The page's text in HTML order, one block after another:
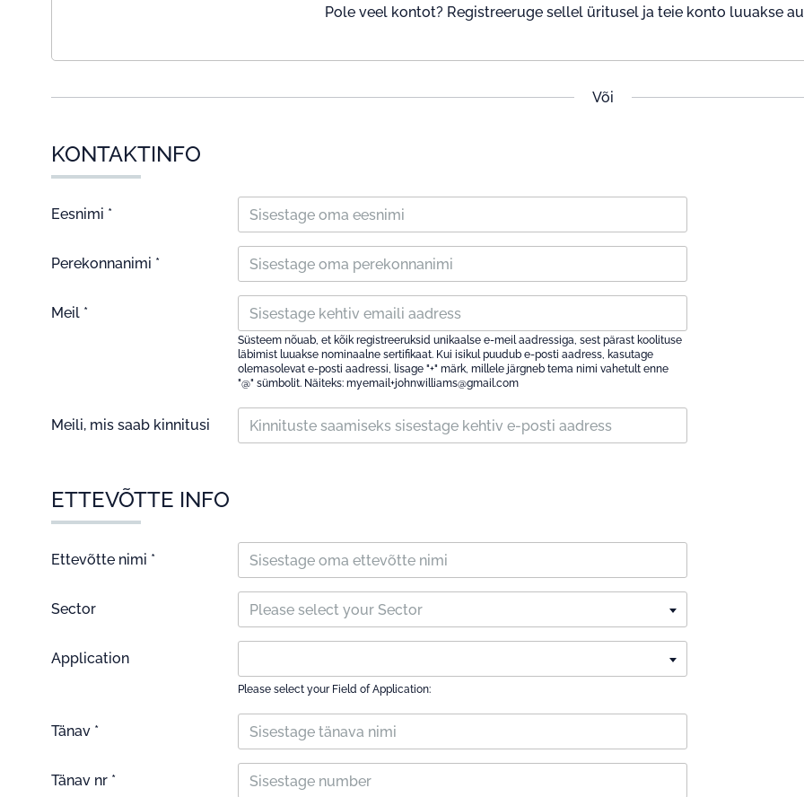
Pole veel kontot? Registreeruge sellel üritusel ja teie konto luuakse
Või
KONTAKTINFO
Eesnimi *
Perekonnanimi *
Meil *
Süsteem nõuab, et kõik registreeruksid unikaalse e-meil aadressiga, sest pärast koolituse
läbimist luuakse nominaalne sertifikaat. Kui isikul puudub e-posti aadress, kasutage
olemasolevat e-posti aadressi, lisage "+" märk, millele järgneb tema nimi vahetult enne
"@" sümbolit. Näiteks: myemail+johnwilliams@gmail.com
Meili, mis saab kinnitusi
ETTEVÕTTE INFO
Ettevõtte nimi *
Sector Please select your Sector
Application
Please select your Field of Application:
Tänav *
Tänav nr *